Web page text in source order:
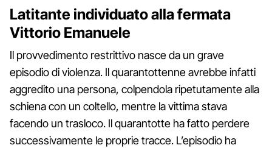
Latitante individuato alla fermata
Vittorio Emanuele
Il provvedimento restrittivo nasce da un grave
episodio di violenza. Il quarantottenne avrebbe infatti
aggredito una persona, colpendola ripetutamente alla
schiena con un coltello, mentre la vittima stava
facendo un trasloco. Il quarantotte ha fatto perdere
successivamente le proprie tracce. L’episodio ha